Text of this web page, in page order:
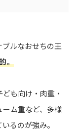
ブルなおせちの王
。
も向け・肉重・
ム重など、多様
るのが強み。